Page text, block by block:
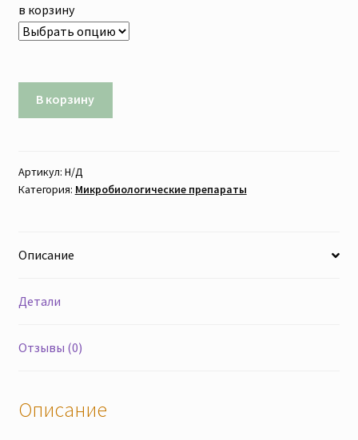
в корзину
В корзину
Артикул: Н/Д
Категория: Микробиологические препараты
Описание
Детали
Отзывы (0)
Описание